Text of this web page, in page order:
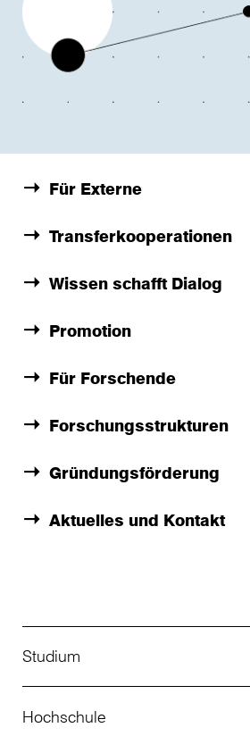
Für Externe
Transferkooperationen
Wissen schafft Dialog
Promotion
Für Forschende
Forschungsstrukturen
Gründungsförderung
Aktuelles und Kontakt
Studium
Studienangebot
Hochschule